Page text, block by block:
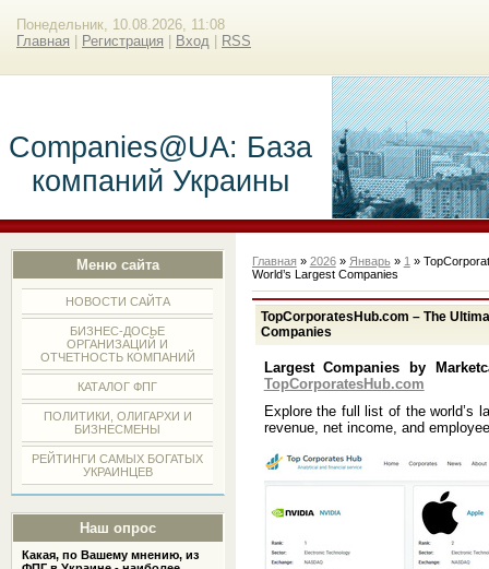
Понедельник, 10.08.2026, 11:08
Главная
Регистрация Вход RSS
Companies@UA: База
компаний Украины
Меню сайта
НОВОСТИ САЙТА
БИЗНЕС-ДОСЬЕ
ОРГАНИЗАЦИЙ И
ОТЧЕТНОСТЬ КОМПАНИЙ
КАТАЛОГ ФПГ
ПОЛИТИКИ, ОЛИГАРХИ И
БИЗНЕСМЕНЫ
РЕЙТИНГИ САМЫХ БОГАТЫХ
УКРАИНЦЕВ
Наш опрос
Какая, по Вашему мнению, из
Главная » 2026 » Январь » 1 »
World’s Largest Companies
TopCorporatesHub.com – The
Companies
Largest Companies by
TopCorporatesHub.com
Explore the full list of the world’s
revenue, net income, and